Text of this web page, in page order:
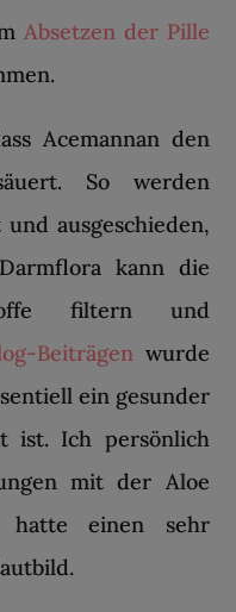
Absetzen der Pille
Acemannan den
So werden
ausgeschieden,
kann die
filtern und
Beiträgen wurde
ein gesunder
ist. Ich persönlich
mit der Aloe
hatte einen sehr